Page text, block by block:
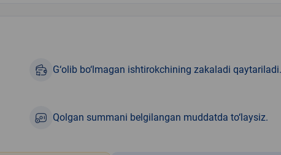
G‘olib bo‘lmagan ishtirokchining zakaladi qaytariladi.
Qolgan summani belgilangan muddatda to‘laysiz.